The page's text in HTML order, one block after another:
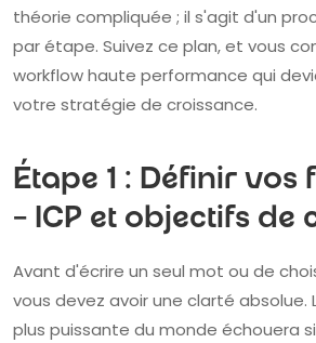
théorie compliquée ; il s'agit d'un
par étape. Suivez ce plan, et vous
workflow haute performance qui
votre stratégie de croissance.
Étape 1 : Définir
– ICP et objectifs de
Avant d'écrire un seul mot ou de
vous devez avoir une clarté
plus puissante du monde échouera